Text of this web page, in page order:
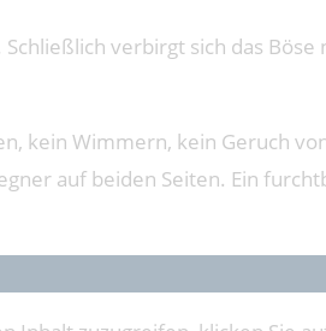
verbirgt sich das
kein Wimmern, kein Geruch
auf beiden Seiten. Ein